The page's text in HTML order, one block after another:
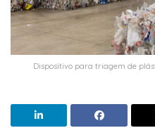
Dispositivo para triagem de